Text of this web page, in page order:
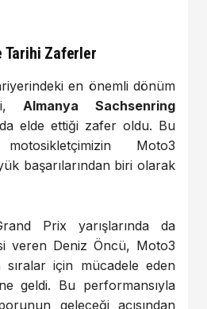
Tarihi Zaferler
en önemli dönüm
Almanya Sachsenring
elde ettiği zafer oldu. Bu
Moto3
başarılarından biri olarak
Prix yarışlarında da
veren Deniz Öncü, Moto3
için mücadele eden
geldi. Bu performansıyla
geleceği açısından